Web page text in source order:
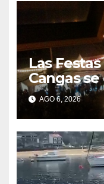
Las
Cangas
gallegos
AGO 6, 2026